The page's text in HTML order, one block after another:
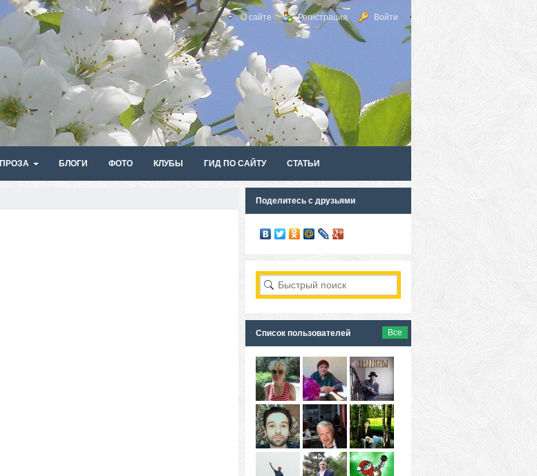
О сайте Регистрация Войти
ПРОЗА БЛОГИ ФОТО КЛУБЫ ГИД ПО САЙТУ СТАТЬИ
Поделитесь с друзьями
Список пользователей Все